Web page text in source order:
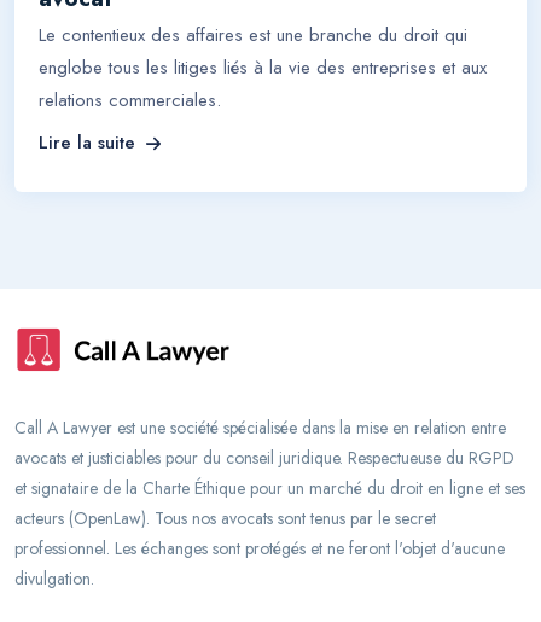
Le contentieux des affaires est une branche du droit qui
englobe tous les litiges liés à la vie des entreprises et aux
relations commerciales.
Lire la suite
Call A Lawyer est une société spécialisée dans la mise en relation entre
avocats et justiciables pour du conseil juridique. Respectueuse du RGPD
et signataire de la Charte Éthique pour un marché du droit en ligne et ses
acteurs (OpenLaw). Tous nos avocats sont tenus par le secret
professionnel. Les échanges sont protégés et ne feront l'objet d'aucune
divulgation.